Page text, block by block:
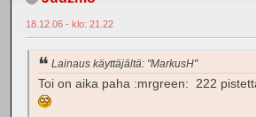
18.12.06 - klo: 21.22
Lainaus käyttäjältä: "MarkusH"
Toi on aika paha :mrgreen: 222